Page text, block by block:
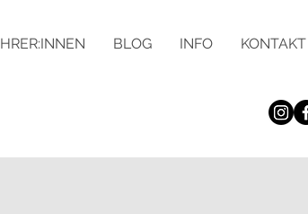
BLOG INFO KONTAKT